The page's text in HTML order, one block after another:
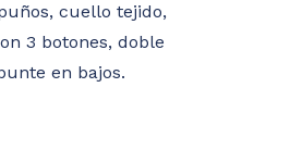
cuello tejido,
3 botones, doble
en bajos.